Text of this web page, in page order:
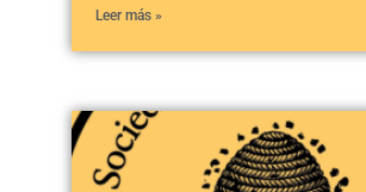
Leer más »